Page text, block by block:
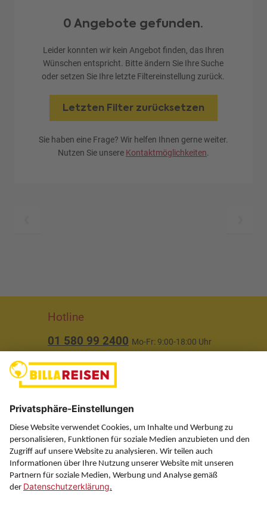
0 Angebote gefunden.
Leider konnten wir kein Angebot finden, das Ihren
Wünschen entspricht. Bitte ändern Sie Ihre Suche
oder setzen Sie Ihre letzte Filtereinstellung zurück.
Letzten Filter zurücksetzen
Sie haben eine Frage? Wir helfen Ihnen gerne weiter.
Nutzen Sie unsere Kontaktmöglichkeiten.
Hotline
01 580 99 2400 Mo-Fr: 9:00-18:00 Uhr
Über uns
Service
Information
Folgen Sie uns auf